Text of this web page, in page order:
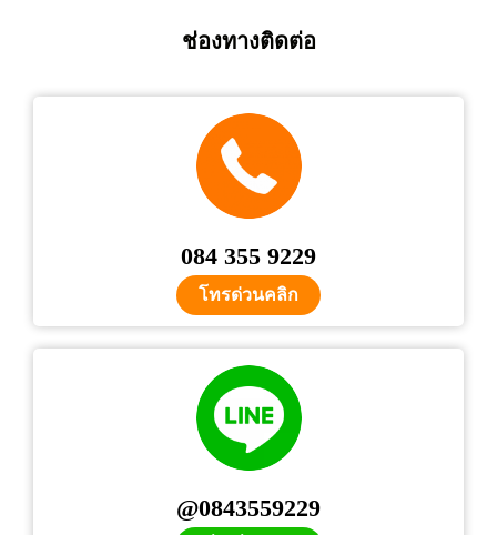
ช่องทางติดต่อ
084 355 9229
โทรด่วนคลิก
@0843559229